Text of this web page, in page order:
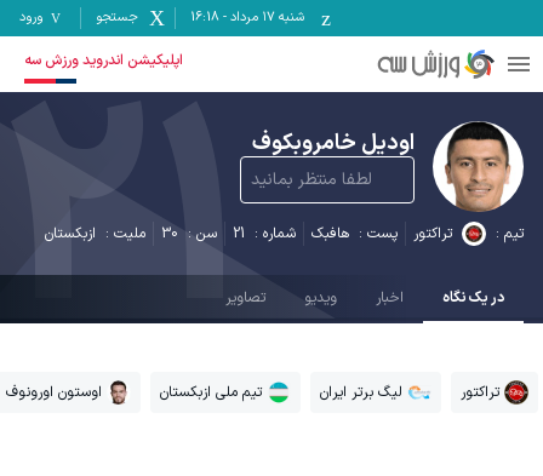
شنبه ۱۷ مرداد -
16:18 جستجو ورود
اپلیکیشن اندروید ورزش سه
اودیل خامروبکوف
لطفا منتظر بمانید
تیم : تراکتور پست : هافبک شماره : 21 سن : 30 ملیت : ازبكستان
21 در یک نگاه اخبار ویدیو تصاویر
تراکتور لیگ برتر ایران تیم ملی ازبکستان اوستون اورونوف